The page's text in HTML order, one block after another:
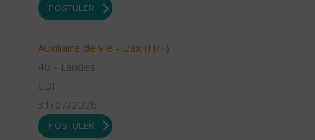
POSTULER
Auxiliaire de vie - Dax (H/F)
40 - Landes
CDI
31/07/2026
POSTULER